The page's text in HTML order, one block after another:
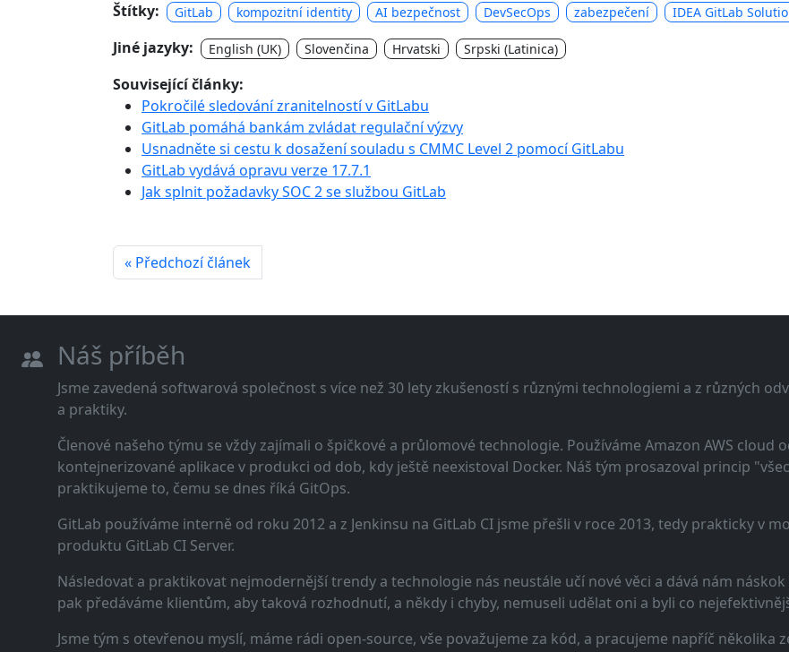
Štítky: GitLab kompozitní identity AI bezpečnost DevSecOps zabezpečení IDEA GitLab
Jiné jazyky: English (UK) Slovenčina Hrvatski Srpski (Latinica)
Související články:
Pokročilé sledování zranitelností v GitLabu
GitLab pomáhá bankám zvládat regulační výzvy
Usnadněte si cestu k dosažení souladu s CMMC Level 2 pomocí GitLabu
GitLab vydává opravu verze 17.7.1
Jak splnit požadavky SOC 2 se službou GitLab
« Předchozí článek
Náš příběh
Jsme zavedená softwarová společnost s více než 30 lety zkušeností s různými technologiemi a z různých
a praktiky.
Členové našeho týmu se vždy zajímali o špičkové a průlomové technologie. Používáme Amazon AWS
kontejnerizované aplikace v produkci od dob, kdy ještě neexistoval Docker. Náš tým prosazoval princip
praktikujeme to, čemu se dnes říká GitOps.
GitLab používáme interně od roku 2012 a z Jenkinsu na GitLab CI jsme přešli v roce 2013, tedy prakticky v
produktu GitLab CI Server.
Následovat a praktikovat nejmodernější trendy a technologie nás neustále učí nové věci a dává nám
pak předáváme klientům, aby taková rozhodnutí, a někdy i chyby, nemuseli udělat oni a byli co
Jsme tým s otevřenou myslí, máme rádi open-source, vše považujeme za kód, a pracujeme napříč několika